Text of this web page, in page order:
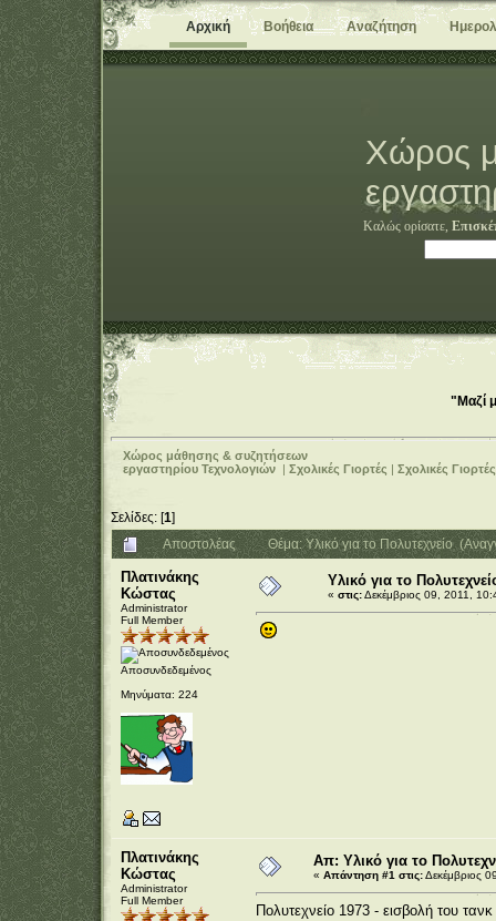
Αρχική Βοήθεια Αναζήτηση
Χώρος
Καλώς ορίσατε,
"Μαζί
Χώρος μάθησης & συζητήσεων
εργαστηρίου Τεχνολογιών |Σχολικές Γιορτές |Σχολικές Γιορτές
Σελίδες: [1]
Αποστολέας
Θέμα: Υλικό για το Πολυτεχνείο
Πλατινάκης
Κώστας
Administrator
Full Member
Αποσυνδεδεμένος
Μηνύματα: 224
Υλικό για το
« στις:Δεκέμβριος 09, 2011,
Πλατινάκης
Κώστας
Administrator
Full Member
Απ: Υλικό για το
« Απάντηση #1 στις:Δεκέμβριος
Πολυτεχνείο 1973 - εισβολή του τανκ